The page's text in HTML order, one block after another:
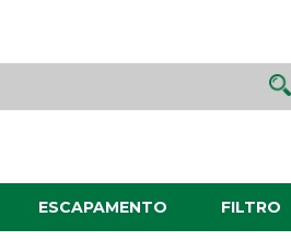
ESCAPAMENTO FILTRO